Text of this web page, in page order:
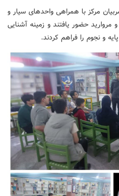
مرکز با همراهی واحدهای سیار و
حضور یافتند و زمینه آشنایی
و نجوم را فراهم کردند.